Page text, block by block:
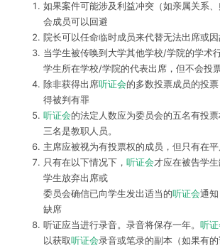
如果案件可能涉及利益冲突（如亲属关系
会成员可以回避
院长可以任命临时成员来代替无法出席或
当学生被传唤到大学其他学校/学院的学术
学生所在学校/学院的代表出席，但不会投
除非获得出席听证会的多数投票成员的投
得被判有罪
听证会的法定人数应为委员会的五名有投
三名是教职人员。
主席应被视为有投票权的成员，但只有在
只有在以下情况下， 听证会才应在被告学
学生放弃出席或
委员会确信已向学生发出适当的听证会通
缺席
听证应当进行录音。录音将保存一年。 听证
以获取听证会录音或笔录的副本（如果有